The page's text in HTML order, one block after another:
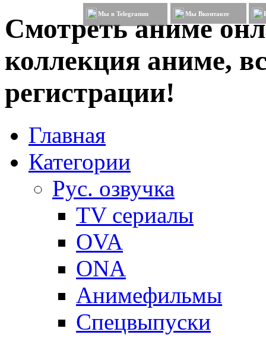
Смотреть аниме
коллекция аниме,
регистрации!
Мы в Telegramm Мы Вконтакте
Главная
Категории
Рус. озвучка
TV сериалы
OVA
ONA
Анимефильмы
Спецвыпуски